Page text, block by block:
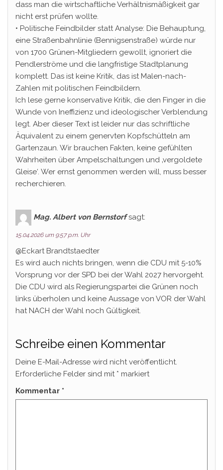
dass man die wirtschaftliche Verhältnismäßigkeit gar
nicht erst prüfen wollte.
• Politische Feindbilder statt Analyse: Die Behauptung,
eine Straßenbahnlinie (Bennigsenstraße) würde nur
von 1700 Grünen-Mitgliedern gewollt, ignoriert die
Pendlerströme und die langfristige Stadtplanung
komplett. Das ist keine Kritik, das ist Malen-nach-
Zahlen mit politischen Feindbildern.
Ich lese gerne konservative Kritik, die den Finger in die
Wunde von Ineffizienz und ideologischer Verblendung
legt. Aber dieser Text ist leider nur das schriftliche
Äquivalent zu einem genervten Kopfschütteln am
Gartenzaun. Wir brauchen Fakten, keine gefühlten
Wahrheiten über Ampelschaltungen und ‚vergoldete
Gleise‘. Wer ernst genommen werden will, muss besser
recherchieren.
Mag. Albert von Bernstorf sagt:
15.04.2026 um 9:57 p.m. Uhr
@Eckart Brandtstaedter
Es wird auch nichts bringen, wenn die CDU mit 5-10%
Vorsprung vor der SPD bei der Wahl 2027 hervorgeht.
Die CDU wird als Regierungspartei die Grünen noch
links überholen und keine Aussage von VOR der Wahl
hat NACH der Wahl noch Gültigkeit.
Schreibe einen Kommentar
Deine E-Mail-Adresse wird nicht veröffentlicht.
Erforderliche Felder sind mit * markiert
Kommentar *